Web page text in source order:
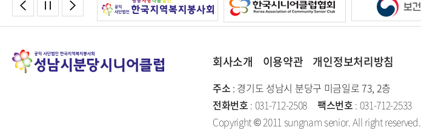
회사소개 이용약관 개인정보처리방침
주소 : 경기도 성남시 분당구 미금일로 73, 2층
전화번호 : 031-712-2508 팩스번호 : 031-712-2533
Copyright © 2011 sungnam senior. All right reserved.